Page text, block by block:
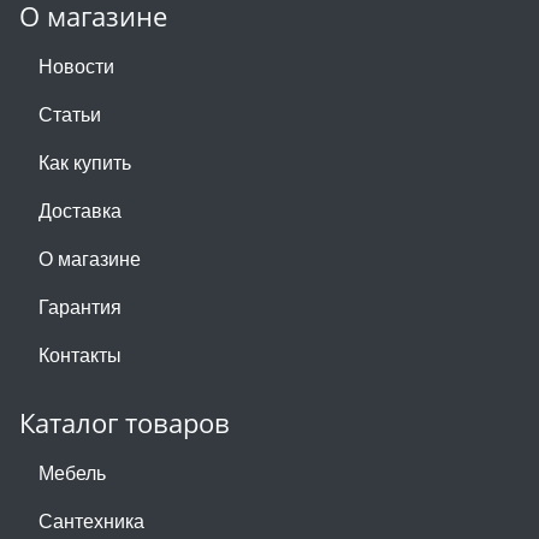
О магазине
Новости
Статьи
Как купить
Доставка
О магазине
Гарантия
Контакты
Каталог товаров
Мебель
Сантехника